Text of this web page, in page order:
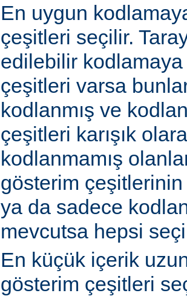
En uygun
çeşitleri seçilir.
edilebilir
çeşitleri varsa
kodlanmış ve
çeşitleri karışık
kodlanmamış
gösterim
ya da sadece
mevcutsa hepsi
En küçük içerik
gösterim çeşitleri